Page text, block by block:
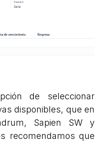
de seleccionar
disponibles, que en
Sapien SW y
recomendamos que